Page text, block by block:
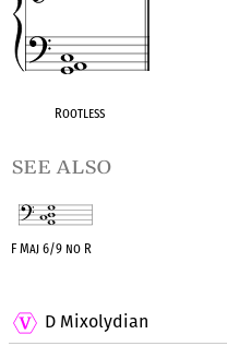
D Mixolydian
Rootless
see also
F Maj 6/9 no R